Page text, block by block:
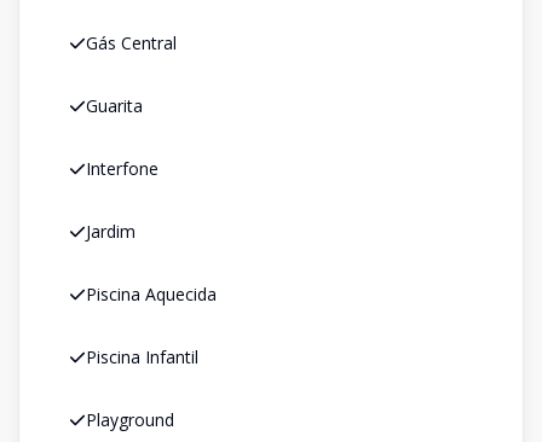
Gás Central
Guarita
Interfone
Jardim
Piscina Aquecida
Piscina Infantil
Playground